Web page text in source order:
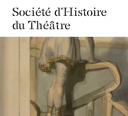
Société d'Histoire
du Théâtre